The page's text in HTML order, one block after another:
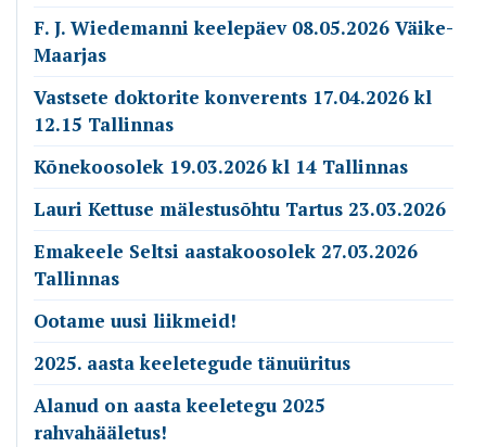
F. J. Wiedemanni keelepäev 08.05.2026 Väike-
Maarjas
Vastsete doktorite konverents 17.04.2026 kl
12.15 Tallinnas
Kõnekoosolek 19.03.2026 kl 14 Tallinnas
Lauri Kettuse mälestusõhtu Tartus 23.03.2026
Emakeele Seltsi aastakoosolek 27.03.2026
Tallinnas
Ootame uusi liikmeid!
2025. aasta keeletegude tänuüritus
Alanud on aasta keeletegu 2025
rahvahääletus!